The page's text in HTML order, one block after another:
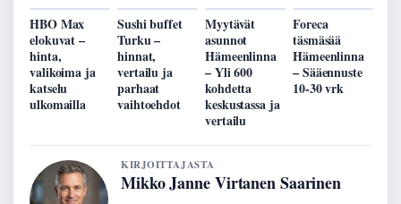
HBO Max
elokuvat –
hinta,
valikoima ja
katselu
ulkomailla
Sushi buffet
Turku –
hinnat,
vertailu ja
parhaat
vaihtoehdot
Myytävät
asunnot
Hämeenlinna
– Yli 600
kohdetta
keskustassa ja
vertailu
Foreca
täsmäsää
Hämeenlinna
– Sääennuste
10-30 vrk
KIRJOITTAJASTA
Mikko Janne Virtanen Saarinen